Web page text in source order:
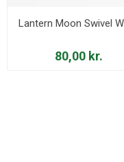
Lantern Moon Swivel
80,00 kr.